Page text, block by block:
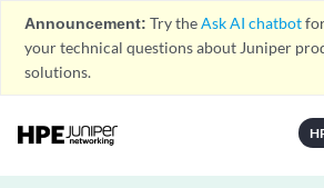
Announcement: Try theAsk AI chatbot
your technical questions about Juniper
solutions.